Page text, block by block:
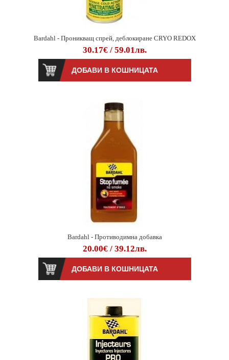
Bardahl - Проникващ спрей, деблокиране CRYO REDOX
30.17€ / 59.01лв.
Bardahl - Противодимна добавка
20.00€ / 39.12лв.